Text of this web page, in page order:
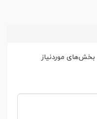
بخش‌های موردنیاز